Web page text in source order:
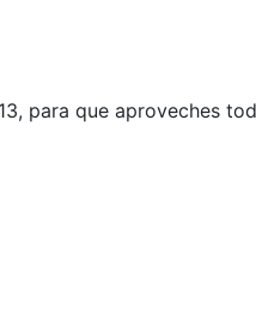
para que aproveches